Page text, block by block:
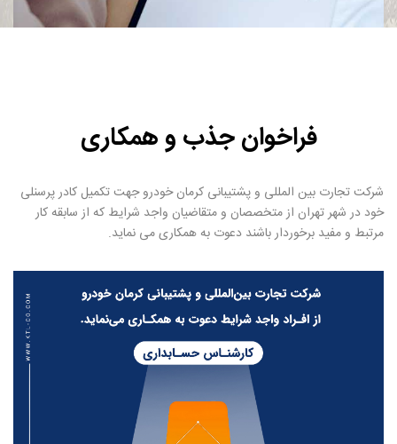
فراخوان جذب و همکاری
شرکت تجارت بین المللی و پشتیبانی کرمان خودرو جهت تکمیل کادر پرسنلی
خود در شهر تهران از متخصصان و متقاضيان واجد شرايط که از سابقه کار
مرتبط و مفید برخوردار باشند دعوت به همکاری می نماید.